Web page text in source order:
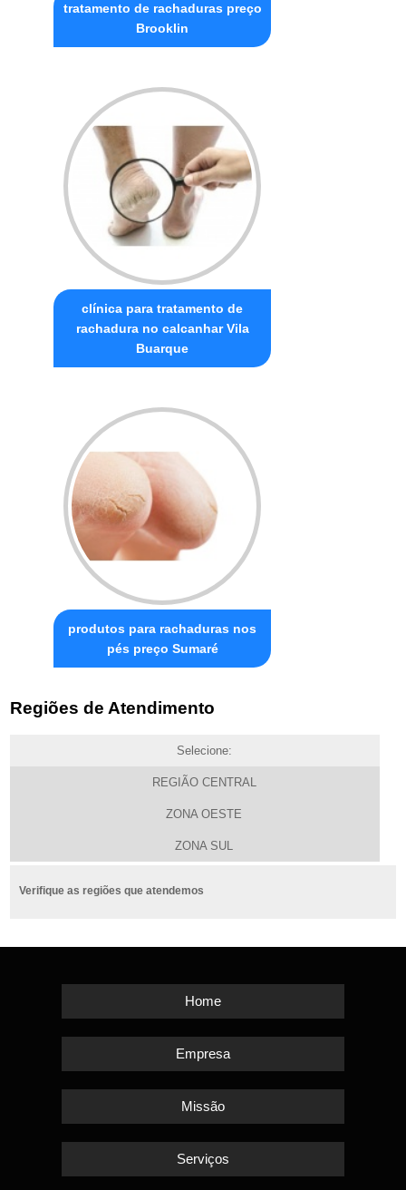
tratamento de rachaduras preço
Brooklin
clínica para tratamento de
rachadura no calcanhar Vila
Buarque
produtos para rachaduras nos
pés preço Sumaré
Regiões de Atendimento
Selecione:
REGIÃO CENTRAL
ZONA OESTE
ZONA SUL
Verifique as regiões que atendemos
Home
Empresa
Missão
Serviços